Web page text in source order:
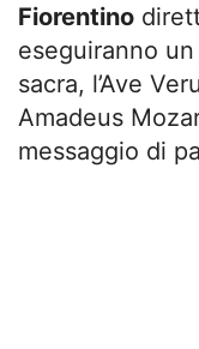
Fiorentino
eseguiranno
sacra, l’Ave
Amadeus
messaggio di